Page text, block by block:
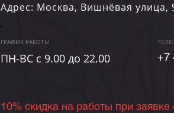
Адрес: Москва, Вишнёвая улица,
ГРАФИК РАБОТЫ
ПН-ВC c 9.00 до 22.00 +7
10% скидка на работы при заявке